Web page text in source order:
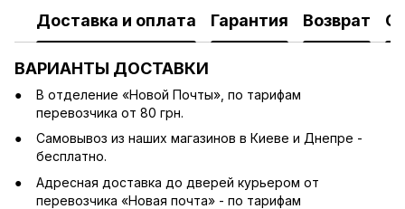
Доставка и оплата Гарантия Возврат
ВАРИАНТЫ ДОСТАВКИ
В отделение «Новой Почты», по тарифам
перевозчика от 80 грн.
Cамовывоз из наших магазинов в Киеве и Днепре -
бесплатно.
Адресная доставка до дверей курьером от
перевозчика «Новая почта» - по тарифам